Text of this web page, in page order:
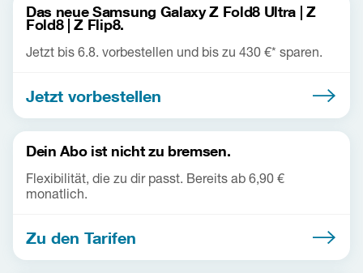
Das neue Samsung Galaxy Z Fold8 Ultra | Z
Fold8 | Z Flip8.
Jetzt bis 6.8. vorbestellen und bis zu 430 €* sparen.
Jetzt vorbestellen
Dein Abo ist nicht zu bremsen.
Flexibilität, die zu dir passt. Bereits ab 6,90 €
monatlich.
Zu den Tarifen